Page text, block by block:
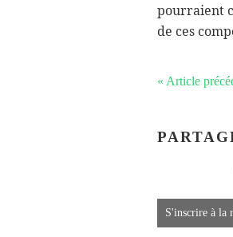
pourraient
de ces
« Article
S'inscrire à la